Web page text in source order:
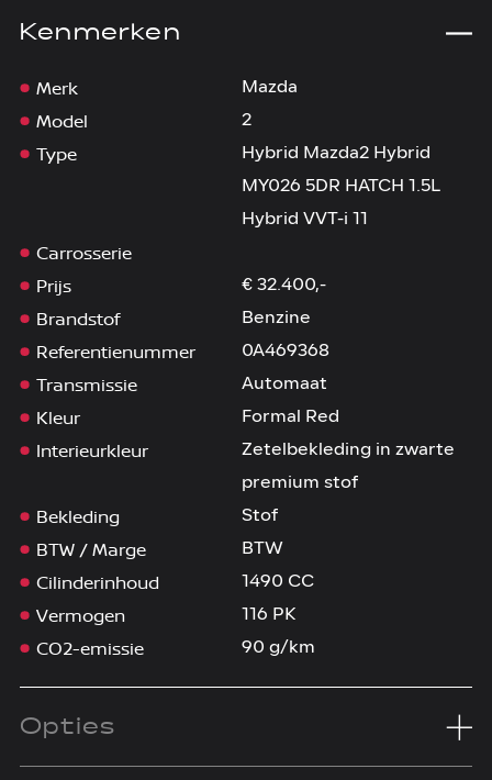
Kenmerken
Merk Mazda
Model 2
Type
Hybrid Mazda2 Hybrid
MY026 5DR HATCH 1.5L
Hybrid VVT-i 11
Carrosserie
Prijs
€ 32.400,-
Brandstof Benzine
Referentienummer 0A469368
Transmissie Automaat
Kleur Formal Red
Interieurkleur
Zetelbekleding in zwarte
premium stof
Bekleding Stof
BTW / Marge BTW
Cilinderinhoud 1490 CC
Vermogen 116 PK
CO2-emissie 90 g/km
Opties